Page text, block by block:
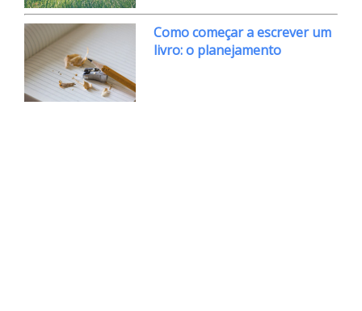
Como começar a escrever um
livro: o planejamento